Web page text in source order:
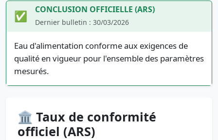
✅ CONCLUSION OFFICIELLE (ARS)
Dernier bulletin : 30/03/2026
Eau d'alimentation conforme aux exigences de
qualité en vigueur pour l'ensemble des paramètres
mesurés.
🏛️ Taux de conformité
officiel (ARS)